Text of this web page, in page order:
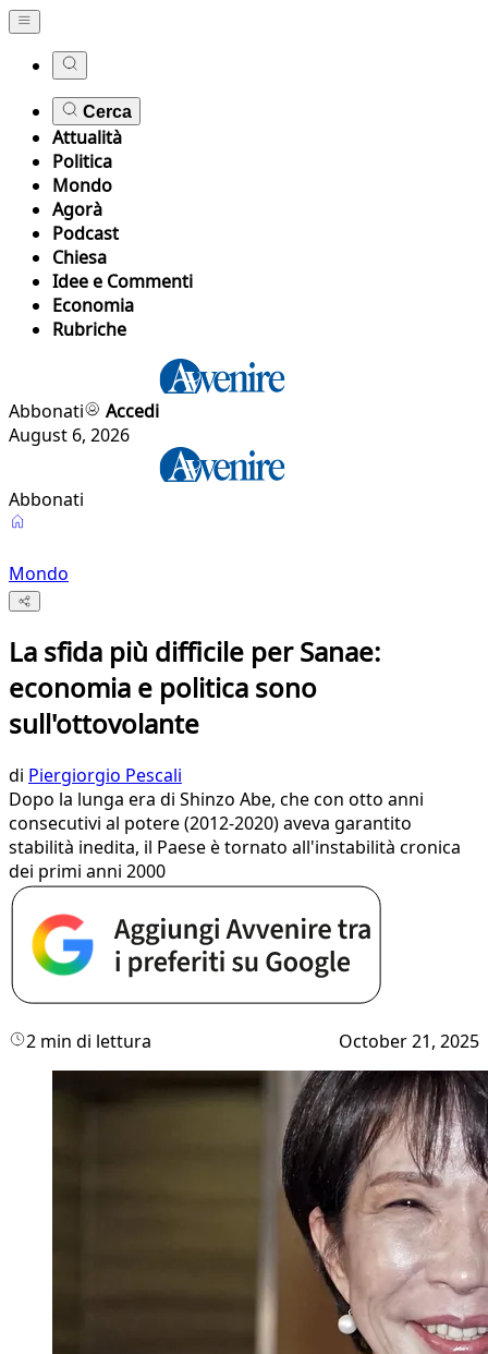
Cerca
Attualità
Politica
Mondo
Agorà
Podcast
Chiesa
Idee e Commenti
Economia
Rubriche
Abbonati
Accedi
August 6, 2026
Abbonati
Mondo
La sfida più difficile per Sanae:
economia e politica sono
sull'ottovolante
di Piergiorgio Pescali
Dopo la lunga era di Shinzo Abe, che con otto anni
consecutivi al potere (2012-2020) aveva garantito
stabilità inedita, il Paese è tornato all'instabilità cronica
dei primi anni 2000
2 min di lettura October 21, 2025